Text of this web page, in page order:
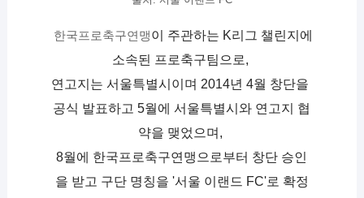
한국프로축구연맹이 주관하는 K리그 챌린지에
소속된 프로축구팀으로,
연고지는 서울특별시이며 2014년 4월 창단을
공식 발표하고 5월에 서울특별시와 연고지 협
약을 맺었으며,
8월에 한국프로축구연맹으로부터 창단 승인
을 받고 구단 명칭을 '서울 이랜드 FC'로 확정